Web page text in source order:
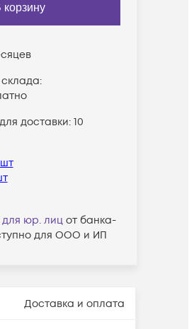
корзину
доставки: 10
шт
юр. лиц от банка-
для ООО и ИП
Доставка и оплата